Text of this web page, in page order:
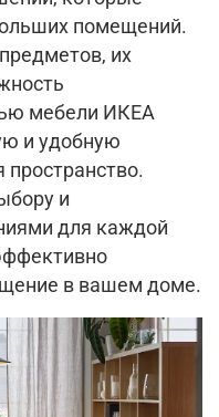
помещений.
их
мебели ИКЕА
и удобную
и
для каждой
в вашем доме.